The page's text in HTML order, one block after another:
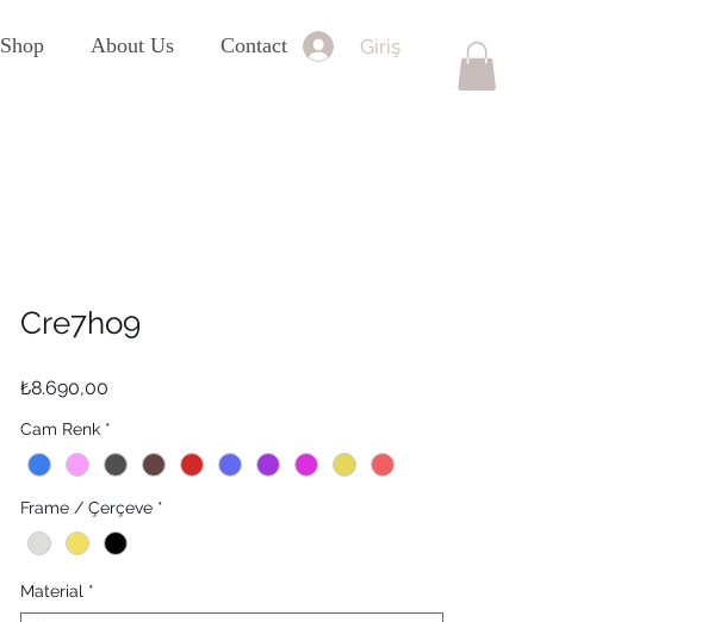
Shop About Us Contact Giriş
Cre7ho9
₺8.690,00
Cam Renk *
Frame / Çerçeve *
Material *